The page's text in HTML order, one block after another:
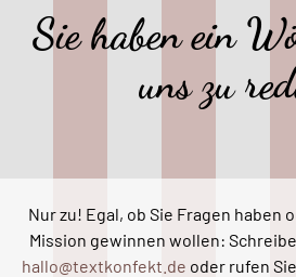
Sie haben ein
uns zu
Nur zu! Egal, ob Sie Fragen haben
Mission gewinnen wollen:
hallo@textkonfekt.de oder rufen